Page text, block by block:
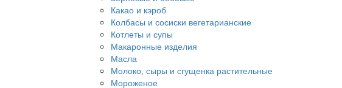
Какао и кэроб
Колбасы и сосиски вегетарианские
Котлеты и супы
Макаронные изделия
Масла
Молоко, сыры и сгущенка растительные
Мороженое